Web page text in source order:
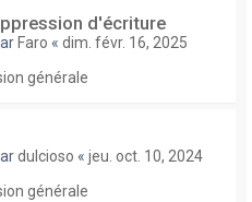
d'écriture
Faro « dim. févr. 16, 2025
générale
dulcioso « jeu. oct. 10, 2024
générale